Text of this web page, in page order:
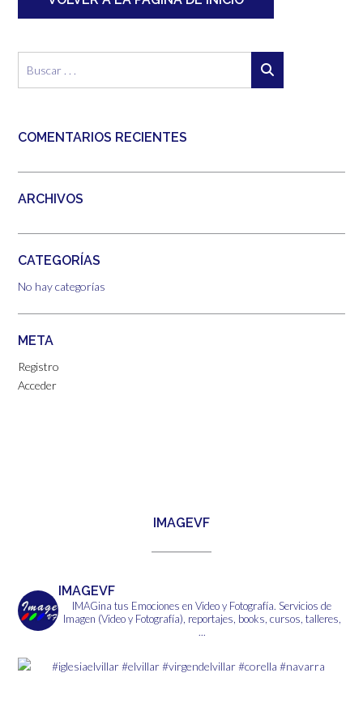
COMENTARIOS RECIENTES
ARCHIVOS
CATEGORÍAS
No hay categorías
META
Registro
Acceder
IMAGEVF
IMAGEVF
IMAGina tus Emociones en Video y Fotografía. Servicios de
Imagen (Video y Fotografía), reportajes, books, cursos, talleres,
...